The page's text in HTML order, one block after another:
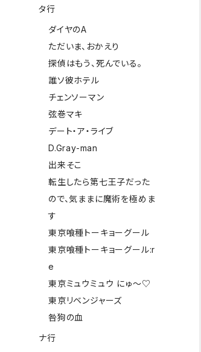
タ行
ダイヤのA
ただいま、おかえり
探偵はもう、死んでいる。
誰ソ彼ホテル
チェンソーマン
弦巻マキ
デート・ア・ライブ
D.Gray-man
出来そこ
転生したら第七王子だった
ので、気ままに魔術を極めま
す
東京喰種トーキョーグール
東京喰種トーキョーグール:r
e
東京ミュウミュウ にゅ～♡
東京リベンジャーズ
咎狗の血
ナ行